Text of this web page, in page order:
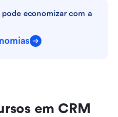
economizar com a
em CRM